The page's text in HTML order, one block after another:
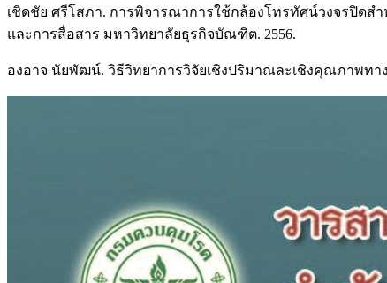
เชิดชัย ศรีโสภา. การพิจารณาการใช้กล้องโทรทัศน์วงจรปิด
และการสื่อสาร มหาวิทยาลัยธุรกิจบัณฑิต. 2556.
องอาจ นัยพัฒน์. วิธีวิทยาการวิจัยเชิงปริมาณละเชิงคุณภาพทา